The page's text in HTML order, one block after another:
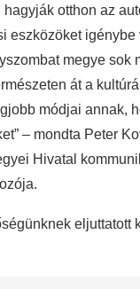
otthon az
eszközöket
megye sok
át a
módjai annak,
– mondta Peter
Hivatal
eljuttatott